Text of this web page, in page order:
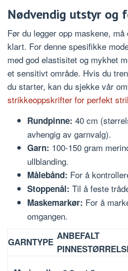
Nødvendig utstyr og
Før du legger opp maskene,
klart. For denne spesifikke
med god elastisitet og mykhet
et sensitivt område. Hvis du
du starter, kan du sjekke vår
strikkeoppskrifter for perfekt
Rundpinne: 40 cm
avhengig av garnvalg).
Garn: 100-150 gram
ullblanding.
Målebånd: For å
Stoppenål: Til å feste
Maskemarkør: For å
omgangen.
GARNTYPE
ANBEFALT